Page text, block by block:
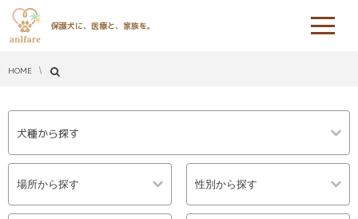
保護犬に、医療と、家族を。
HOME
犬種から探す